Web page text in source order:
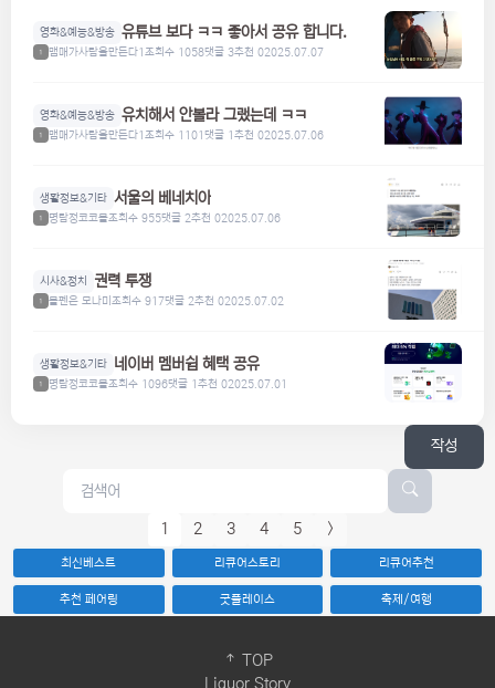
영화&예능&방송 유튜브 보다 ㅋㅋ 좋아서 공유 합니다.
1 맴매가사람을만든다1조회수 1058댓글 3추천 02025.07.07
영화&예능&방송 유치해서 안볼라 그랬는데 ㅋㅋ
1 맴매가사람을만든다1조회수 1101댓글 1추천 02025.07.06
생활정보&기타 서울의 베네치아
1 명탐정코코볼조회수 955댓글 2추천 02025.07.06
시사&정치 권력 투쟁
1 볼펜은 모나미 조회수 917댓글 2추천 02025.07.02
생활정보&기타 네이버 멤버쉽 혜택 공유
1 명탐정코코볼조회수 1096댓글 1추천 02025.07.01
작성
1 2 3 4 5 >
최신베스트 리큐어스토리 리큐어추천
추천 페어링 굿플레이스 축제/여행
Liquor Story
TOP